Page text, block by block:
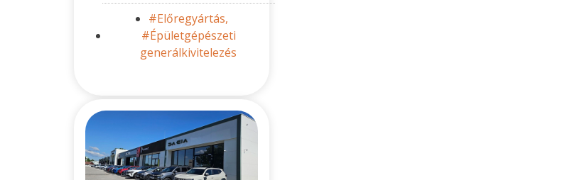
#Előregyártás,
#Épületgépészeti
generálkivitelezés